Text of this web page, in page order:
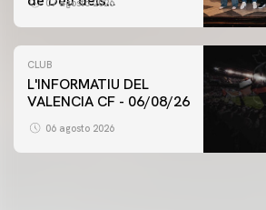
07 agosto 2026
CLUB
L'INFORMATIU DEL
VALENCIA CF - 06/08/26
06 agosto 2026